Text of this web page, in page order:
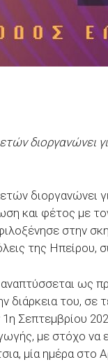
διοργανώνει
διοργανώνει
και φέτος με
στην
της Ηπείρου,
ως
διάρκεια του, σε
Σεπτεμβρίου
με στόχο να
μία ημέρα στο